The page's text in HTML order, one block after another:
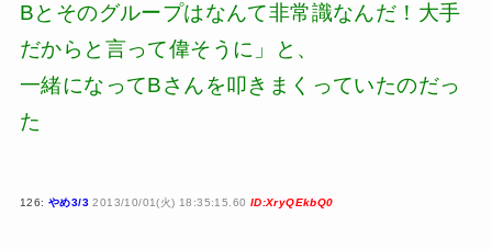
Bとそのグループはなんて非常識なんだ！大手
だからと言って偉そうに」と、
一緒になってBさんを叩きまくっていたのだっ
た
126: やめ3/3 2013/10/01(火) 18:35:15.60 ID:XryQEkbQ0